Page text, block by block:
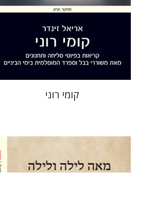
הנחת אתר ספר מודפס
$35
$32
קומי רוני
אמיר לרנר